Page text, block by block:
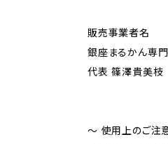
販売事業者名
銀座まるかん専
代表 篠澤貴美枝
～ 使用上のご注